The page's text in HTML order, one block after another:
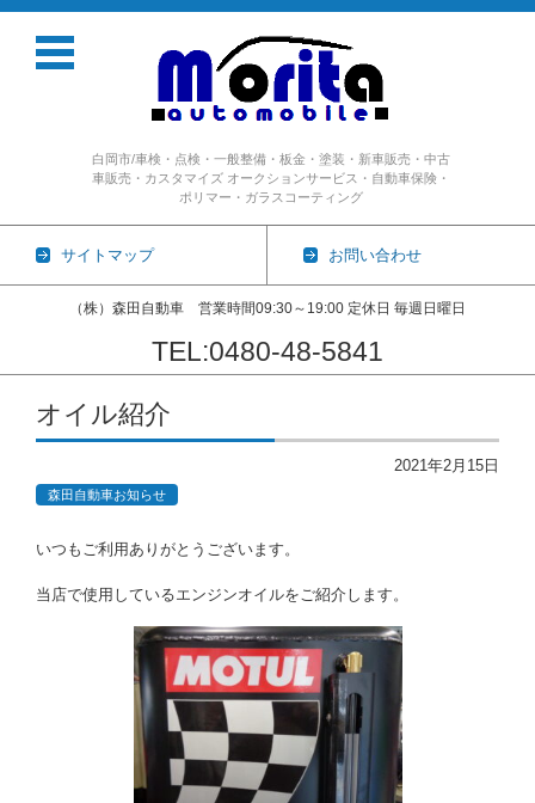
白岡市/車検・点検・一般整備・板金・塗装・新車販売・中古
車販売・カスタマイズ オークションサービス・自動車保険・
ポリマー・ガラスコーティング
サイトマップ お問い合わせ
（株）森田自動車 営業時間09:30～19:00 定休日 毎週日曜日
TEL:0480-48-5841
コンテンツに移動
オイル紹介
2021年2月15日
森田自動車お知らせ
いつもご利用ありがとうございます。
当店で使用しているエンジンオイルをご紹介します。